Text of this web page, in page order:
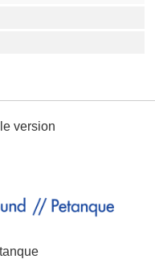
version